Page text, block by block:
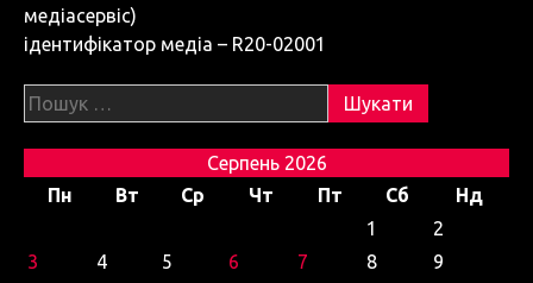
медіасервіс)
ідентифікатор медіа – R20-02001
Пошук:
Серпень 2026
Пн
Вт Ср Чт Пт Сб
Нд
1
2
3
4 5 6 7 8
9